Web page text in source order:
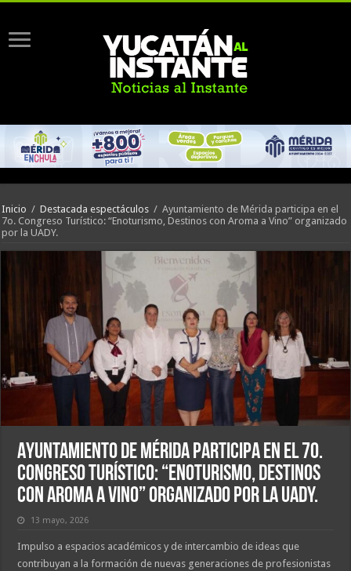
Inicio / Destacada espectáculos / Ayuntamiento de Mérida participa en el
7o. Congreso Turístico: “Enoturismo, Destinos con Aroma a Vino” organizado
por la UADY.
Ayuntamiento de Mérida participa en el 7o.
Congreso Turístico: “Enoturismo, Destinos
con Aroma a Vino” organizado por la UADY.
13 mayo, 2026
Impulso a espacios académicos y de intercambio de ideas que
contribuyan a la formación de nuevas generaciones de profesionistas